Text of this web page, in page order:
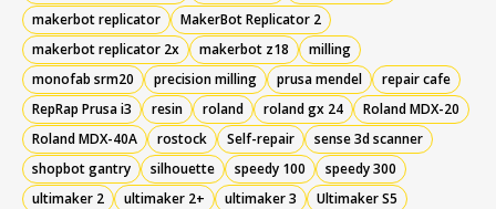
makerbot replicator
MakerBot Replicator 2
makerbot replicator 2x
makerbot z18
milling
monofab srm20
precision milling prusa mendel
repair cafe
RepRap Prusa i3
resin roland roland gx 24
Roland MDX-20
Roland MDX-40A
rostock Self-repair
sense 3d scanner
shopbot gantry
silhouette speedy 100
speedy 300
ultimaker 2
ultimaker 2+ ultimaker 3
Ultimaker S5